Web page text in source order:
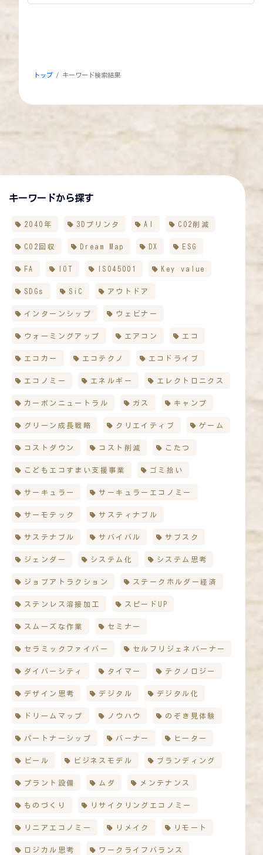
トップ キーワード検索結果
キーワードから探す
2040年 3Dプリンタ AI CO2削減
CO2回収 Dream Map DX ESG
FA IOT ISO45001 Key value
SDGs SiC アウトドア
インターンシップ ウェビナー
ウォーミングアップ エアコン エコ
エコカー エコテクノ エコドライブ
エコノミー エネルギー エレクトロニクス
カーボンニュートラル ガス キャンプ
グリーン成長戦略 クリエイティブ ゲーム
コストダウン コスト削減 こたつ
こどもエコすまい支援事業 ゴミ拾い
サーキュラー サーキュラーエコノミー
サーモテック サスティナブル
サステナブル サバイバル サブスク
ジェンダー システム化 システム思考
ジョブアトラクション ステークホルダー経済
ステンレス溶接加工 スピードUP
スムーズな作業 セミナー
セラミックファイバー セルフリジェネバーナー
ダイバーシティ タイマー テクノロジー
デザイン思考 デジタル デジタル化
ドリームマップ ノウハウ のぞき見体験
パートナーシップ バーナー ヒーター
ビール ビジネスモデル ブランディング
プラント設備 ムダ メンテナンス
ものづくり リサイクリングエコノミー
リニアエコノミー リメイク リモート
ロジカル思考 ワークライフバランス